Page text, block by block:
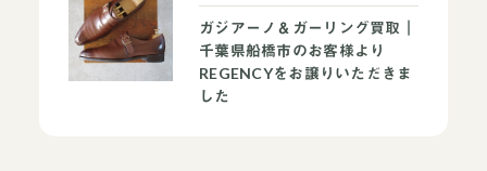
ガジアーノ＆ガーリング買取｜
千葉県船橋市のお客様より
REGENCYをお譲りいただきま
した